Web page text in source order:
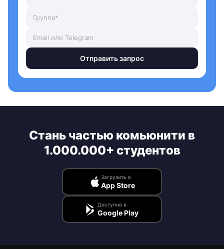
Отправить запрос
Стань частью комьюнити в
1.000.000+ студентов
Загрузить в
App Store
Доступно в
Google Play